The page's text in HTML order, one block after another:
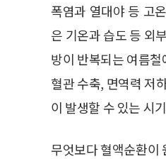
폭염과 열대야 등 고
은 기온과 습도 등 외
방이 반복되는 여름
혈관 수축, 면역력 저
이 발생할 수 있는 시
무엇보다 혈액순환이